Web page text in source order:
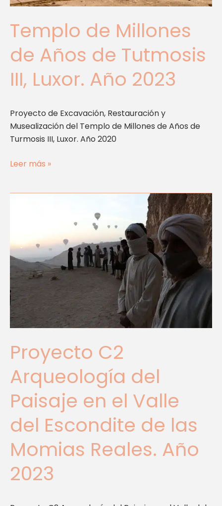
Templo de Millones
de Años de Tutmosis
III, Luxor. Año 2023
Proyecto de Excavación, Restauración y
Musealización del Templo de Millones de Años de
Turmosis III, Luxor. Año 2020
2023
Leer más »
Proyecto C2
Arqueología del
Paisaje en el Valle
del Escondite de las
Momias Reales. Año
2023
Paisaje
en
el
Valle
del
Escondite
de
Momias
Año
2023